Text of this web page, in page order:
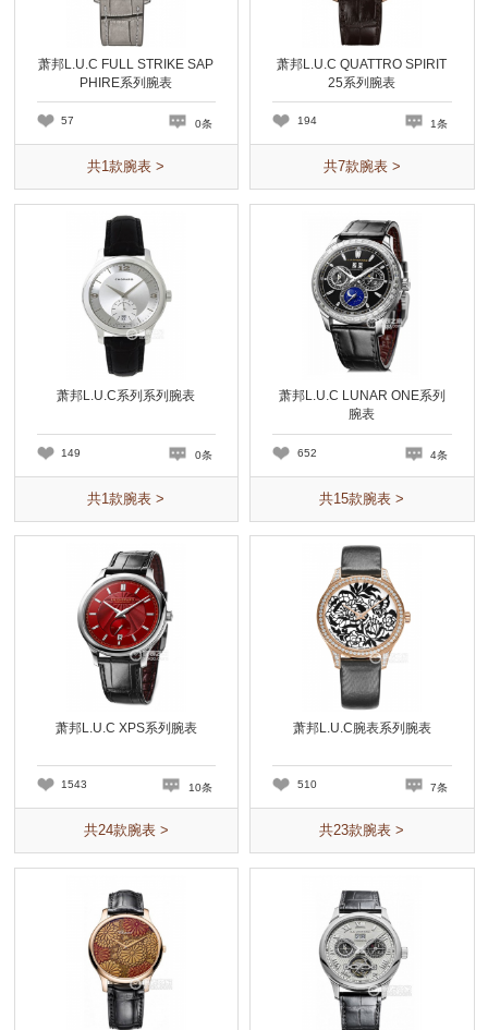
萧邦L.U.C FULL STRIKE SAP
PHIRE系列腕表
57 0条
共1款腕表 >
萧邦L.U.C QUATTRO SPIRIT
25系列腕表
194 1条
共7款腕表 >
萧邦L.U.C系列系列腕表
149 0条
共1款腕表 >
萧邦L.U.C LUNAR ONE系列
腕表
652 4条
共15款腕表 >
萧邦L.U.C XPS系列腕表
1543 10条
共24款腕表 >
萧邦L.U.C腕表系列腕表
510 7条
共23款腕表 >